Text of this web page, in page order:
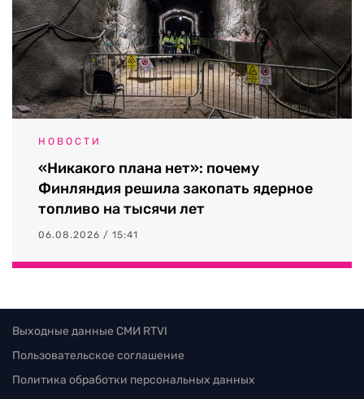
НОВОСТИ
«Никакого плана нет»: почему
Финляндия решила закопать ядерное
топливо на тысячи лет
06.08.2026 / 15:41
Выходные данные СМИ RTVI
Пользовательское соглашение
Политика обработки персональных данных